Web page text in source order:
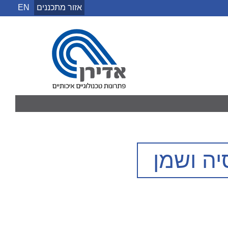
אזור מתכננים EN
ושמן